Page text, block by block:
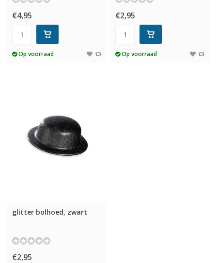
€4,95
Op voorraad
€2,95
Op voorraad
glitter bolhoed, zwart
€2,95